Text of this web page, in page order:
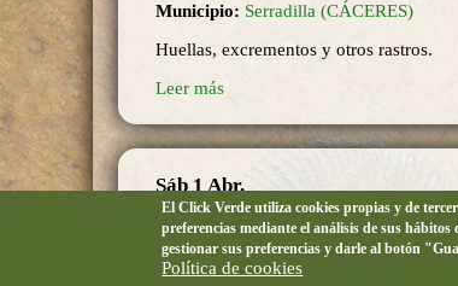
Municipio: Serradilla (CÁCERES)
Huellas, excrementos y otros rastros.
Leer más
Sáb 1 Abr.
Iniciación al anillamiento
El Click Verde utiliza cookies propias y de
preferencias mediante el análisis de sus
gestionar sus preferencias y darle al botón
Política de cookies